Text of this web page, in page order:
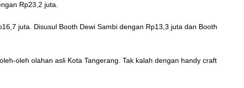
Rp23,2 juta.
juta. Disusul Booth Dewi Sambi dengan Rp13,3 juta dan Booth
oleh olahan asli Kota Tangerang. Tak kalah dengan handy craft